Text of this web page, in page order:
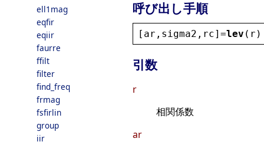
ell1mag
eqfir
eqiir
faurre
ffilt
filter
find_freq
frmag
fsfirlin
group
iir
呼び出し手順
[ ar , sigma2 , rc]=lev ( r )
引数
r
相関係数
ar